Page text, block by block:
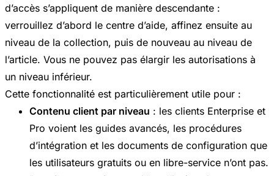
d’accès s’appliquent de manière descendante :
verrouillez d’abord le centre d’aide, affinez ensuite au
niveau de la collection, puis de nouveau au niveau de
l’article. Vous ne pouvez pas élargir les autorisations à
un niveau inférieur.
Cette fonctionnalité est particulièrement utile pour :
Contenu client par niveau : les clients Enterprise et
Pro voient les guides avancés, les procédures
d’intégration et les documents de configuration que
les utilisateurs gratuits ou en libre-service n’ont pas.